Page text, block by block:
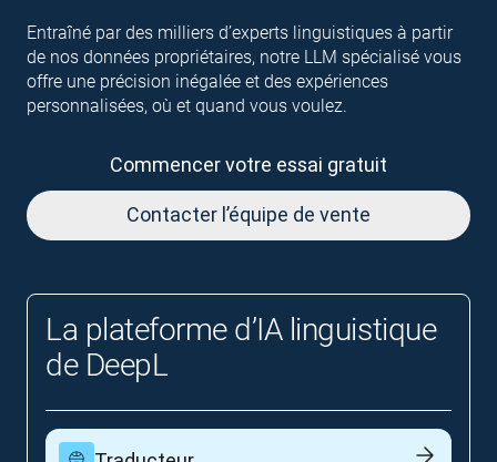
Entraîné par des milliers d’experts linguistiques à partir
de nos données propriétaires, notre LLM spécialisé vous
offre une précision inégalée et des expériences
personnalisées, où et quand vous voulez.
Commencer votre essai gratuit
Contacter l’équipe de vente
La plateforme d’IA linguistique
de DeepL